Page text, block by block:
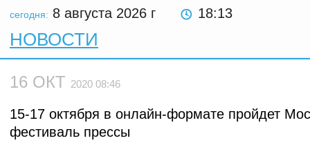
сегодня: 8 августа 2026 г 18:13
НОВОСТИ
16 ОКТ 2020 08:46
15-17 октября в онлайн-формате пройдет
фестиваль прессы